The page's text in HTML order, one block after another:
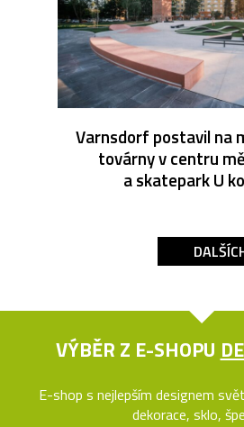
Varnsdorf postavil na
továrny v centru
a skatepark U
VÝBĚR Z E-SHOPU
E-shop s nejlepším designem
dekorace, sklo,